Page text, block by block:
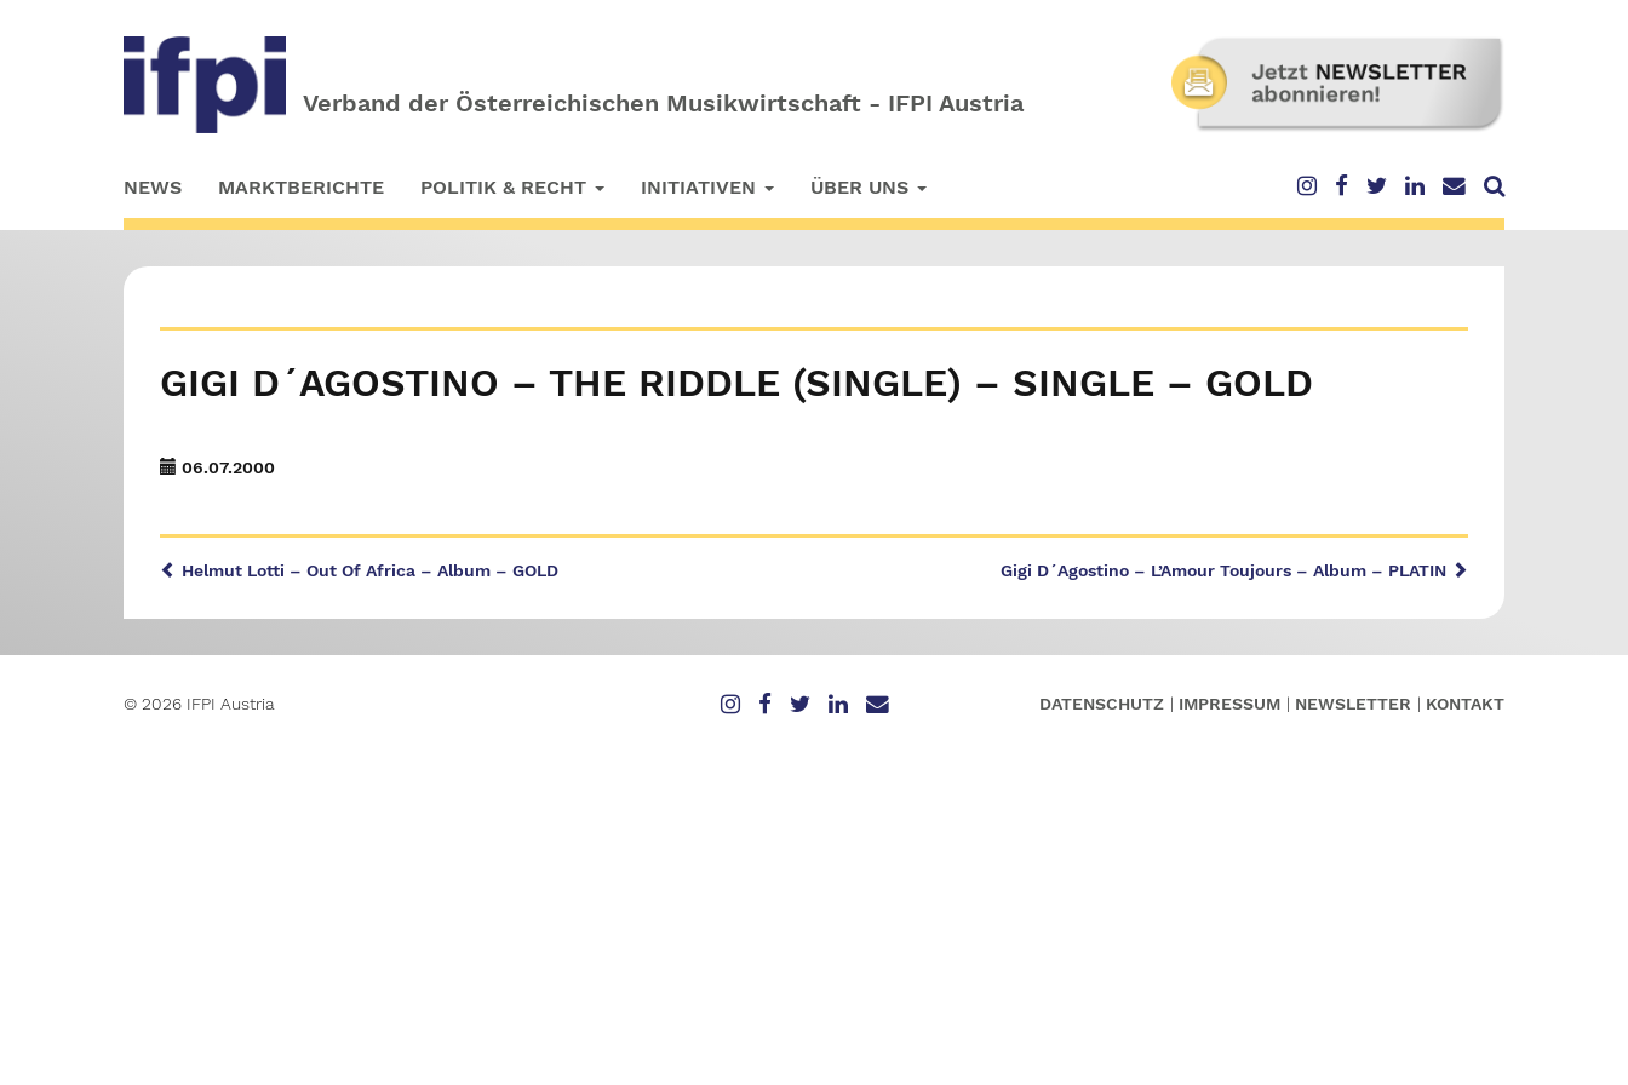
Verband der Österreichischen Musikwirtschaft - IFPI Austria
to
main
NEWS MARKTBERICHTE POLITIK & RECHT INITIATIVEN ÜBER UNS
GIGI D´AGOSTINO – THE RIDDLE (SINGLE) – SINGLE – GOLD
06.07.2000
Gigi D´Agostino – L’Amour Toujours – Album – PLATIN
Helmut Lotti – Out Of Africa – Album – GOLD
© 2026 IFPI Austria DATENSCHUTZ IMPRESSUM NEWSLETTER KONTAKT